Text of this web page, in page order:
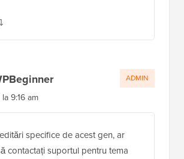
9:16 am
specifice de acest gen, ar
contactați suportul pentru tema
ADMIN